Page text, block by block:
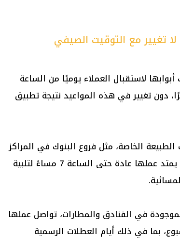
تغيير مع التوقيت الصيفي
أبوابها لاستقبال العملاء يوميًا من الساعة
تطبيق
الخاصة، مثل فروع البنوك في المراكز
التجارية (المولات) والنوادي، والتي يمتد عملها عادة حتى الساعة 7 مساءً لتلبية
في الفنادق والمطارات، تواصل عملها
العطلات الرسمية